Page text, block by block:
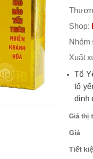
Shop:
Nhóm
Xuất
Tổ
tổ
dinh
Giá thị
Giá
Tiết